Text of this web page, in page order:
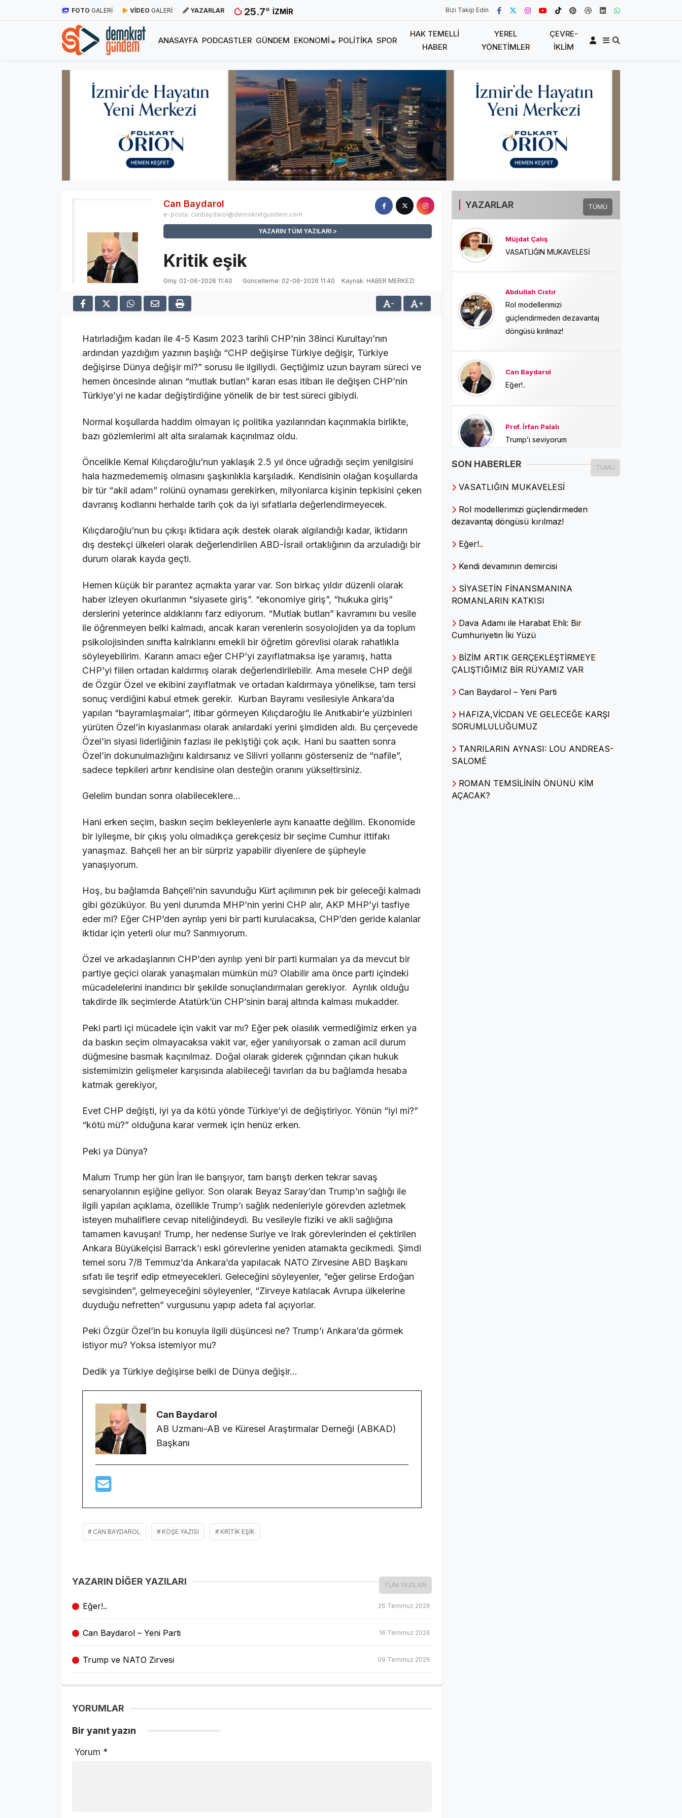
FOTO GALERİ VİDEO GALERİ YAZARLAR 25.7° İZMIR Bizi Takip Edin
ANASAYFA PODCASTLER GÜNDEM EKONOMI POLITIKA SPOR
HAK TEMELLI
HABER
YEREL
YÖNETIMLER
ÇEVRE-
İKLIM
Can Baydarol
e-posta: canbaydarol@demokratgundem.com
YAZARIN TÜM YAZILARI
Kritik eşik
Giriş: 02-06-2026 11:40 Güncelleme: 02-06-2026 11:40 Kaynak: HABER MERKEZI
- +
Hatırladığım kadarı ile 4-5 Kasım 2023 tarihli CHP’nin 38inci Kurultayı’nın
ardından yazdığım yazının başlığı “CHP değişirse Türkiye değişir, Türkiye
değişirse Dünya değişir mi?” sorusu ile ilgiliydi. Geçtiğimiz uzun bayram süreci ve
hemen öncesinde alınan “mutlak butlan” kararı esas itibarı ile değişen CHP’nin
Türkiye’yi ne kadar değiştirdiğine yönelik de bir test süreci gibiydi.
Normal koşullarda haddim olmayan iç politika yazılarından kaçınmakla birlikte,
bazı gözlemlerimi alt alta sıralamak kaçınılmaz oldu.
Öncelikle Kemal Kılıçdaroğlu’nun yaklaşık 2.5 yıl önce uğradığı seçim yenilgisini
hala hazmedememiş olmasını şaşkınlıkla karşıladık. Kendisinin olağan koşullarda
bir tür “akil adam” rolünü oynaması gerekirken, milyonlarca kişinin tepkisini çeken
davranış kodlarını herhalde tarih çok da iyi sıfatlarla değerlendirmeyecek.
Kılıçdaroğlu’nun bu çıkışı iktidara açık destek olarak algılandığı kadar, iktidarın
dış destekçi ülkeleri olarak değerlendirilen ABD-İsrail ortaklığının da arzuladığı bir
durum olarak kayda geçti.
Hemen küçük bir parantez açmakta yarar var. Son birkaç yıldır düzenli olarak
haber izleyen okurlarımın “siyasete giriş”. “ekonomiye giriş”, “hukuka giriş”
derslerini yeterince aldıklarını farz ediyorum. “Mutlak butlan” kavramını bu vesile
ile öğrenmeyen belki kalmadı, ancak kararı verenlerin sosyolojiden ya da toplum
psikolojisinden sınıfta kalrıklarını emekli bir öğretim görevlisi olarak rahatlıkla
söyleyebilirim. Kararın amacı eğer CHP’yi zayıflatmaksa işe yaramış, hatta
CHP’yi fiilen ortadan kaldırmış olarak değerlendirilebilir. Ama mesele CHP değil
de Özgür Özel ve ekibini zayıflatmak ve ortadan kaldırmaya yönelikse, tam tersi
sonuç verdiğini kabul etmek gerekir. Kurban Bayramı vesilesiyle Ankara’da
yapılan “bayramlaşmalar”, itibar görmeyen Kılıçdaroğlu ile Anıtkabir’e yüzbinleri
yürüten Özel’in kıyaslanması olarak anılardaki yerini şimdiden aldı. Bu çerçevede
Özel’in siyasi liderliğinin fazlası ile pekiştiği çok açık. Hani bu saatten sonra
Özel’in dokunulmazlığını kaldırsanız ve Silivri yollarını gösterseniz de “nafile”,
sadece tepkileri artırır kendisine olan desteğin oranını yükseltirsiniz.
Gelelim bundan sonra olabileceklere…
Hani erken seçim, baskın seçim bekleyenlerle aynı kanaatte değilim. Ekonomide
bir iyileşme, bir çıkış yolu olmadıkça gerekçesiz bir seçime Cumhur ittifakı
yanaşmaz. Bahçeli her an bir sürpriz yapabilir diyenlere de şüpheyle
yanaşıyorum.
Hoş, bu bağlamda Bahçeli’nin savunduğu Kürt açılımının pek bir geleceği kalmadı
gibi gözüküyor. Bu yeni durumda MHP’nin yerini CHP alır, AKP MHP’yi tasfiye
eder mi? Eğer CHP’den ayrılıp yeni bir parti kurulacaksa, CHP’den geride kalanlar
iktidar için yeterli olur mu? Sanmıyorum.
Özel ve arkadaşlarının CHP’den ayrılıp yeni bir parti kurmaları ya da mevcut bir
partiye geçici olarak yanaşmaları mümkün mü? Olabilir ama önce parti içindeki
mücadelelerini inandırıcı bir şekilde sonuçlandırmaları gerekiyor. Ayrılık olduğu
takdirde ilk seçimlerde Atatürk’ün CHP’sinin baraj altında kalması mukadder.
Peki parti içi mücadele için vakit var mı? Eğer pek olasılık vermediğimiz erken ya
da baskın seçim olmayacaksa vakit var, eğer yanılıyorsak o zaman acil durum
düğmesine basmak kaçınılmaz. Doğal olarak giderek çığırından çıkan hukuk
sistemimizin gelişmeler karşısında alabileceği tavırları da bu bağlamda hesaba
katmak gerekiyor,
Evet CHP değişti, iyi ya da kötü yönde Türkiye’yi de değiştiriyor. Yönün “iyi mi?”
“kötü mü?” olduğuna karar vermek için henüz erken.
Peki ya Dünya?
Malum Trump her gün İran ile barışıyor, tam barıştı derken tekrar savaş
senaryolarının eşiğine geliyor. Son olarak Beyaz Saray’dan Trump’ın sağlığı ile
ilgili yapılan açıklama, özellikle Trump’ı sağlık nedenleriyle görevden azletmek
isteyen muhaliflere cevap niteliğindeydi. Bu vesileyle fiziki ve akli sağlığına
tamamen kavuşan! Trump, her nedense Suriye ve Irak görevlerinden el çektirilen
Ankara Büyükelçisi Barrack’ı eski görevlerine yeniden atamakta gecikmedi. Şimdi
temel soru 7/8 Temmuz’da Ankara’da yapılacak NATO Zirvesine ABD Başkanı
sıfatı ile teşrif edip etmeyecekleri. Geleceğini söyleyenler, “eğer gelirse Erdoğan
sevgisinden”, gelmeyeceğini söyleyenler, “Zirveye katılacak Avrupa ülkelerine
duyduğu nefretten” vurgusunu yapıp adeta fal açıyorlar.
Peki Özgür Özel’in bu konuyla ilgili düşüncesi ne? Trump’ı Ankara’da görmek
istiyor mu? Yoksa istemiyor mu?
Dedik ya Türkiye değişirse belki de Dünya değişir…
Can Baydarol
AB Uzmanı-AB ve Küresel Araştırmalar Derneği (ABKAD)
Başkanı
CAN BAYDAROL KÖŞE YAZISI KRITIK EŞIK
YAZARIN DİĞER YAZILARI TÜM YAZILARI
Eğer!.. 26 Temmuz 2026
Can Baydarol – Yeni Parti 16 Temmuz 2026
Trump ve NATO Zirvesi 09 Temmuz 2026
YORUMLAR
Bir yanıt yazın
Yorum *
YAZARLAR TÜMÜ
Müjdat Çalış
VASATLIĞIN MUKAVELESİ
Abdullah Cıstır
Rol modellerimizi
güçlendirmeden dezavantaj
döngüsü kırılmaz!
Can Baydarol
Eğer!..
Prof. İrfan Palalı
Trump’ı seviyorum
Ömer Faruk ELBEK
Tezgâhın Altında Kalan
Prof. Dr. Tayfun ÖZKAYA
Tarımda GDO ve korsan tohum
Av. Arca Deniz KARA
SORU-CEVAPLARLA KİRA
HUKUKU
Caba bennâk
SON HABERLER TÜMÜ
VASATLIĞIN MUKAVELESİ
Rol modellerimizi güçlendirmeden
dezavantaj döngüsü kırılmaz!
Eğer!..
Kendi devamının demircisi
SİYASETİN FİNANSMANINA
ROMANLARIN KATKISI
Dava Adamı ile Harabat Ehli: Bir
Cumhuriyetin İki Yüzü
BİZİM ARTIK GERÇEKLEŞTİRMEYE
ÇALIŞTIĞIMIZ BİR RÜYAMIZ VAR
Can Baydarol – Yeni Parti
HAFIZA,VİCDAN VE GELECEĞE KARŞI
SORUMLULUĞUMUZ
TANRILARIN AYNASI: LOU ANDREAS-
SALOMÉ
ROMAN TEMSİLİNİN ÖNÜNÜ KİM
AÇACAK?